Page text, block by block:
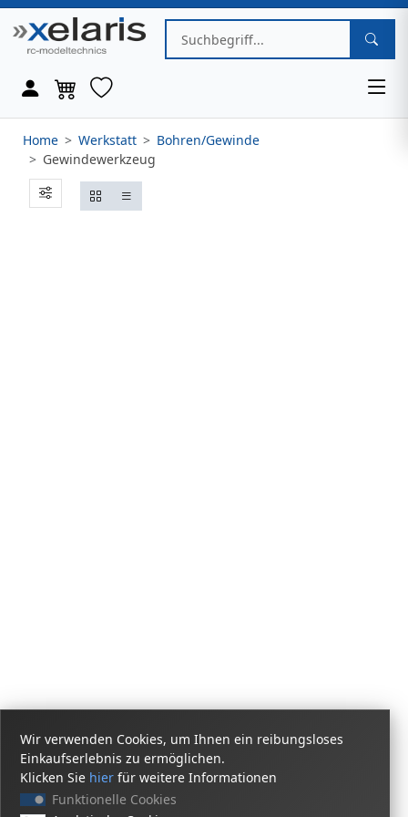
Home Werkstatt
Bohren/Gewinde
Gewindewerkzeug
Wir verwenden Cookies, um Ihnen ein reibungsloses
Einkaufserlebnis zu ermöglichen.
Klicken Sie hier für weitere Informationen
Funktionelle Cookies